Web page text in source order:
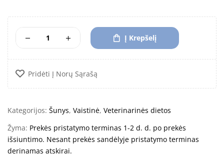
Į Krepšelį
Pridėti Į Norų Sąrašą
Kategorijos: Šunys, Vaistinė, Veterinarinės dietos
Žyma: Prekės pristatymo terminas 1-2 d. d. po prekės
išsiuntimo. Nesant prekės sandėlyje pristatymo terminas
derinamas atskirai.